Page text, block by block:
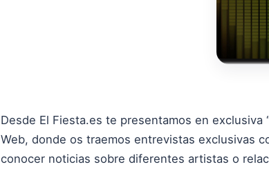
Desde El Fiesta.es te presentamos en
Web, donde os traemos entrevistas exclusivas
conocer noticias sobre diferentes artistas o